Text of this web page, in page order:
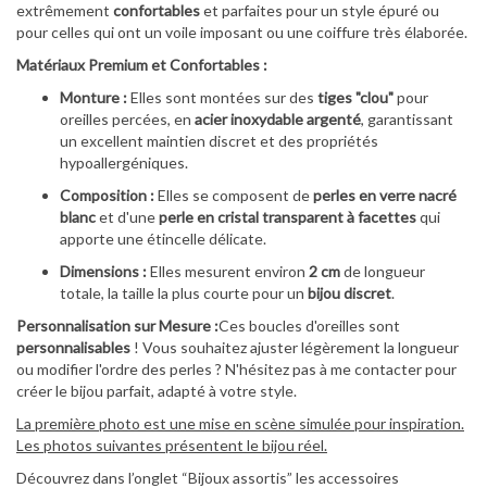
extrêmement confortableset parfaites pour un style épuré ou
pour celles qui ont un voile imposant ou une coiffure très élaborée.
Matériaux Premium et Confortables :
Monture :Elles sont montées sur des tiges "clou"pour
oreilles percées, en acier inoxydable argenté, garantissant
un excellent maintien discret et des propriétés
hypoallergéniques.
Composition :Elles se composent deperles en verre nacré
blancet d'uneperle en cristal transparent à facettesqui
apporte une étincelle délicate.
Dimensions :Elles mesurent environ 2 cmde longueur
totale, la taille la plus courte pour un bijou discret.
Personnalisation sur Mesure :Ces boucles d'oreilles sont
personnalisables ! Vous souhaitez ajuster légèrement la longueur
ou modifier l'ordre des perles ? N'hésitez pas à me contacter pour
créer le bijou parfait, adapté à votre style.
La première photo est une mise en scène simulée pour inspiration.
Les photos suivantes présentent le bijou réel.
Découvrez dans l’onglet “Bijoux assortis” les accessoires